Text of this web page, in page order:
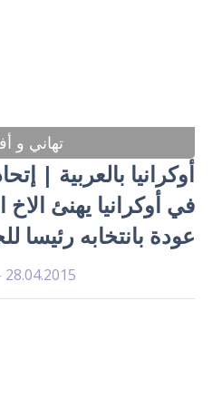
تهاني و
أوكرانيا بالعربية |
في أوكرانيا يهنئ
عودة بانتخابه رئيسا
28.04.2015 - 01:11